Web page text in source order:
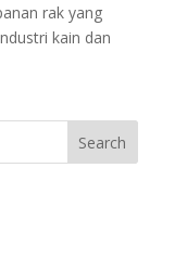
rak yang
kain dan
Search